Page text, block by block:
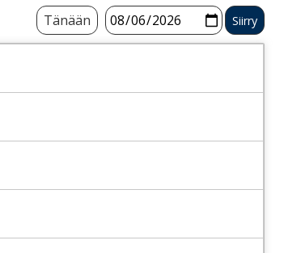
Tänään